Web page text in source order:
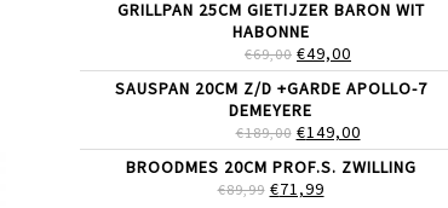
WAS:
€29,99.
IS:
GRILLPAN 25CM GIETIJZER BARON WIT
HABONNE
€69,00 OORSPRONKELIJKE
PRIJS
WAS:
€69,00.
€49,00
PRIJS
IS:
SAUSPAN 20CM Z/D +GARDE APOLLO-7
DEMEYERE
€189,00 OORSPRONKELIJKE
PRIJS
WAS:
€189,00.
€149,00HUIDIGE
PRIJS
IS:
BROODMES 20CM PROF.S. ZWILLING
€89,99 OORSPRONKELIJKE
€71,99HUIDIGE